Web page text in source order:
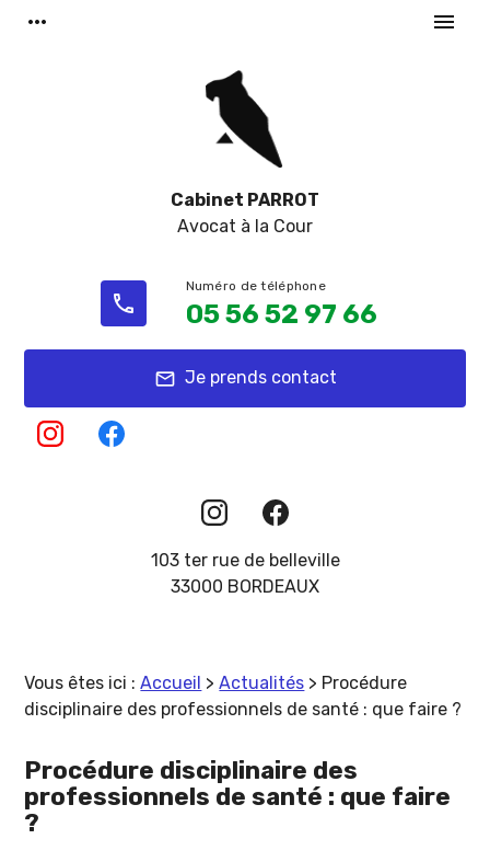
more_horiz menu
103 ter rue de belleville
33000 BORDEAUX
Cabinet PARROT
Avocat à la Cour
phone 05 56 52 97 66
mail Je prends contact
Vous êtes ici : Accueil >Actualités > Procédure
disciplinaire des professionnels de santé : que faire ?
Procédure disciplinaire des
professionnels de santé : que faire
?